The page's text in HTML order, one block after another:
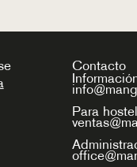
Contacto
Para